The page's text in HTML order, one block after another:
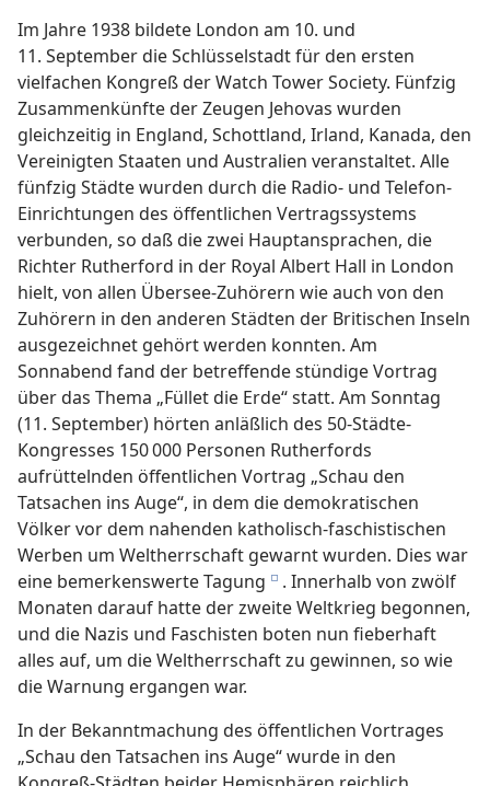
Im Jahre 1938 bildete London am 10. und
11. September die Schlüsselstadt für den ersten
vielfachen Kongreß der Watch Tower Society. Fünfzig
Zusammenkünfte der Zeugen Jehovas wurden
gleichzeitig in England, Schottland, Irland, Kanada, den
Vereinigten Staaten und Australien veranstaltet. Alle
fünfzig Städte wurden durch die Radio- und Telefon-
Einrichtungen des öffentlichen Vertragssystems
verbunden, so daß die zwei Hauptansprachen, die
Richter Rutherford in der Royal Albert Hall in London
hielt, von allen Übersee-Zuhörern wie auch von den
Zuhörern in den anderen Städten der Britischen Inseln
ausgezeichnet gehört werden konnten. Am
Sonnabend fand der betreffende stündige Vortrag
über das Thema „Füllet die Erde“ statt. Am Sonntag
(11. September) hörten anläßlich des 50-Städte-
Kongresses 150 000 Personen Rutherfords
aufrüttelnden öffentlichen Vortrag „Schau den
Tatsachen ins Auge“, in dem die demokratischen
Völker vor dem nahenden katholisch-faschistischen
Werben um Weltherrschaft gewarnt wurden. Dies war
eine bemerkenswerte Tagung e . Innerhalb von zwölf
Monaten darauf hatte der zweite Weltkrieg begonnen,
und die Nazis und Faschisten boten nun fieberhaft
alles auf, um die Weltherrschaft zu gewinnen, so wie
die Warnung ergangen war.
In der Bekanntmachung des öffentlichen Vortrages
„Schau den Tatsachen ins Auge“ wurde in den